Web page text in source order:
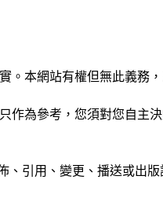
。本網站有權但無此義務
作為參考，您須對您自主
、引用、變更、播送或出